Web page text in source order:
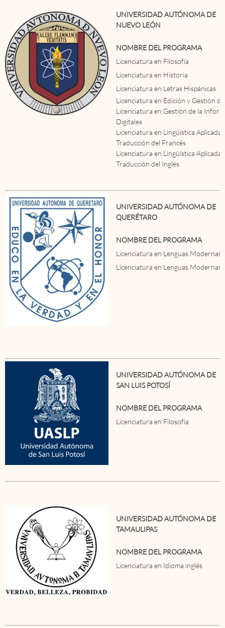
UNIVERSIDAD AUTÓNOMA DE
NUEVO LEÓN
NOMBRE DEL PROGRAMA
Licenciatura en Filosofía
Licenciatura en Historia
Licenciatura en Letras Hispánicas
Licenciatura en Edición y Gestión
Licenciatura en Gestión de la
Digitales
Licenciatura en Lingüística Aplicada
Traducción del Francés
Licenciatura en Lingüística Aplicada
Traducción del Inglés
UNIVERSIDAD AUTÓNOMA DE
QUERÉTARO
NOMBRE DEL PROGRAMA
Licenciatura en Lenguas Modernas
Licenciatura en Lenguas Modernas
UNIVERSIDAD AUTÓNOMA DE
SAN LUIS POTOSÍ
NOMBRE DEL PROGRAMA
Licenciatura en Filosofía
UNIVERSIDAD AUTÓNOMA DE
TAMAULIPAS
NOMBRE DEL PROGRAMA
Licenciatura en Idioma inglés